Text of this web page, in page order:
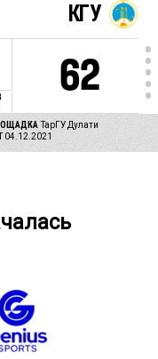
КГУ
62
ТарГУ Дулати
04.12.2021